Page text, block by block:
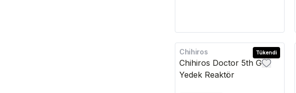
Kargo Bedava Tükendi
Chihiros
Chihiros Doctor 5th Gen
Yedek Reaktör